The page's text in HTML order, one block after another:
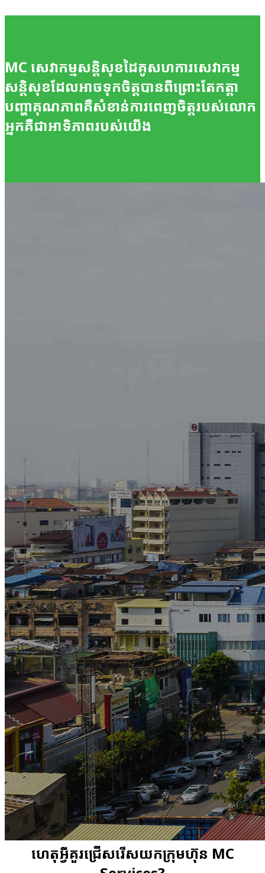
MC សេវាកម្ម​សន្តិសុខដៃគូសហការ​សេវាកម្ម​
សន្តិសុខ​ដែលអាច​ទុកចិត្ត​បានពីព្រោះ​តែ​កត្តា​
បញ្ហា​គុណភាពគឺ​សំខាន់ការពេញចិត្ត​របស់​លោក
អ្នក​គឺជា​អាទិភាព​របស់យើង
ហេតុ​អ្វី​គួរ​ជ្រើសរើសយក​ក្រុមហ៊ុន MC